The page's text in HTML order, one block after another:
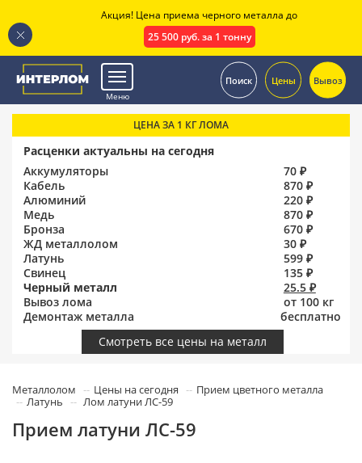
Меню
Поиск Цены Вывоз
ЦЕНА ЗА 1 КГ ЛОМА
Расценки актуальны на сегодня
Аккумуляторы
70 ₽
Кабель
870 ₽
Алюминий
220 ₽
Медь
870 ₽
Бронза
670 ₽
ЖД металлолом
30 ₽
Латунь
599 ₽
Свинец
135 ₽
Черный металл
25.5 ₽
Вывоз лома
от 100 кг
Демонтаж металла
бесплатно
Смотреть все цены на металл
Металлолом Цены на сегодня
Прием цветного металла
Латунь
Лом латуни ЛС-59
Прием латуни ЛС-59
Акция! Цена приема черного металла до
25 500 руб. за 1 тонну
.